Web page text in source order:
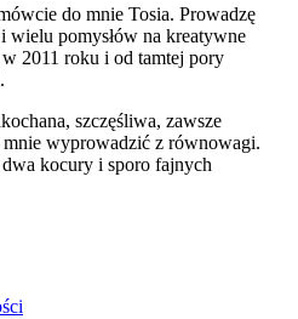
do mnie Tosia. Prowadzę
wielu pomysłów na kreatywne
w 2011 roku i od tamtej pory
szczęśliwa, zawsze
mnie wyprowadzić z równowagi.
kocury i sporo fajnych